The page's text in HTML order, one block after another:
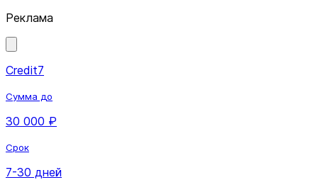
Реклама
Credit7
Сумма до
30 000 ₽
Срок
7-30 дней